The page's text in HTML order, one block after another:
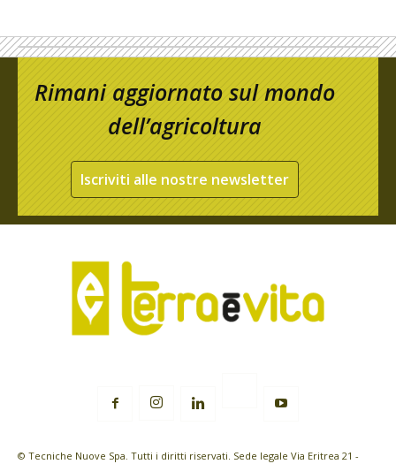
Rimani aggiornato sul mondo
dell’agricoltura
Iscriviti alle nostre newsletter
© Tecniche Nuove Spa. Tutti i diritti riservati. Sede legale Via Eritrea 21 -